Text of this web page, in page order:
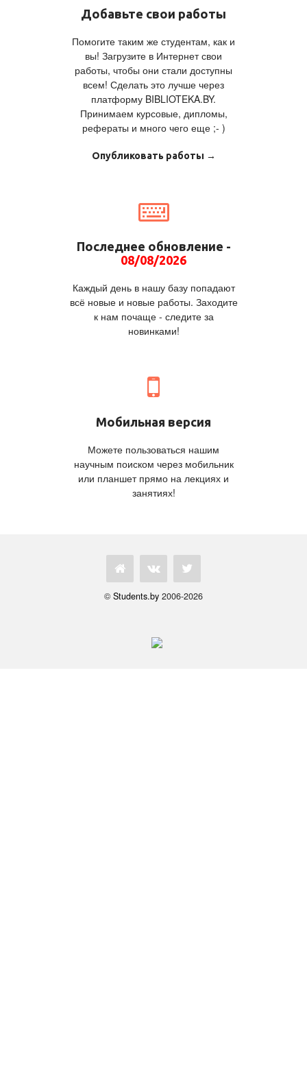
Добавьте свои работы
Помогите таким же студентам, как и
вы! Загрузите в Интернет свои
работы, чтобы они стали доступны
всем! Сделать это лучше через
платформу BIBLIOTEKA.BY.
Принимаем курсовые, дипломы,
рефераты и много чего еще ;- )
Опубликовать работы →
Последнее обновление -
08/08/2026
Каждый день в нашу базу попадают
всё новые и новые работы. Заходите
к нам почаще - следите за
новинками!
Мобильная версия
Можете пользоваться нашим
научным поиском через мобильник
или планшет прямо на лекциях и
занятиях!
© Students.by 2006-2026